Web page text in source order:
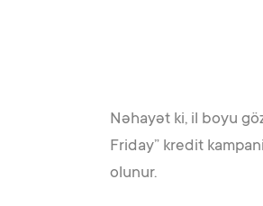
Nəhayət ki, il boyu
Friday” kredit
olunur.